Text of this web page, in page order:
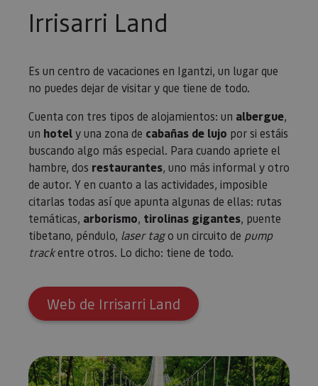
Irrisarri Land
Es un centro de vacaciones en Igantzi, un lugar que
no puedes dejar de visitar y que tiene de todo.
Cuenta con tres tipos de alojamientos: un albergue,
un hotely una zona de cabañas de lujo por si estáis
buscando algo más especial. Para cuando apriete el
hambre, dos restaurantes, uno más informal y otro
de autor. Y en cuanto a las actividades, imposible
citarlas todas así que apunta algunas de ellas: rutas
temáticas, arborismo, tirolinas gigantes, puente
tibetano, péndulo, laser tago un circuito de pump
trackentre otros. Lo dicho: tiene de todo.
Web de Irrisarri Land